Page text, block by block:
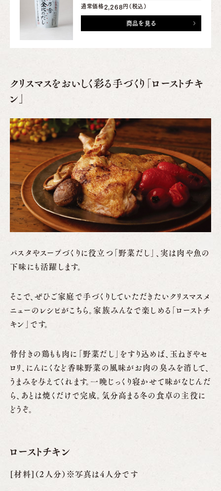
通常価格2,268 円（税込）
商品を見る
クリスマスをおいしく彩る手づくり「ローストチキ
ン」
パスタやスープづくりに役立つ「野菜だし」、実は肉や魚の
下味にも活躍します。
そこで、ぜひご家庭で手づくりしていただきたいクリスマスメ
ニューのレシピがこちら。家族みんなで楽しめる「ローストチ
キン」です。
骨付きの鶏もも肉に「野菜だし」をすり込めば、玉ねぎやセ
ロリ、にんにくなど香味野菜の風味がお肉の臭みを消して、
うまみを与えてくれます。一晩じっくり寝かせて味がなじんだ
ら、あとは焼くだけで完成。気分高まる冬の食卓の主役に
どうぞ。
ローストチキン
[材料]（2人分）※写真は4人分です